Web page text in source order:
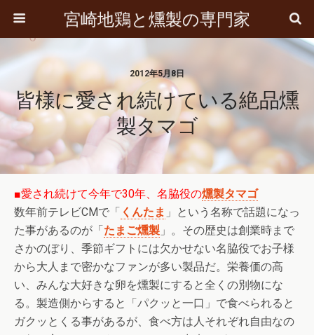
宮崎地鶏と燻製の専門家
2012年5月8日
皆様に愛され続けている絶品燻
製タマゴ
■愛され続けて今年で30年、名脇役の燻製タマゴ
数年前テレビCMで「 くんたま 」という名称で話題になっ
た事があるのが「たまご燻製 」。その歴史は創業時まで
さかのぼり、季節ギフトには欠かせない名脇役でお子様
から大人まで密かなファンが多い製品だ。栄養価の高
い、みんな大好きな卵を燻製にすると全くの別物にな
る。製造側からすると「パクッと一口」で食べられると
ガクッとくる事があるが、食べ方は人それぞれ自由なの